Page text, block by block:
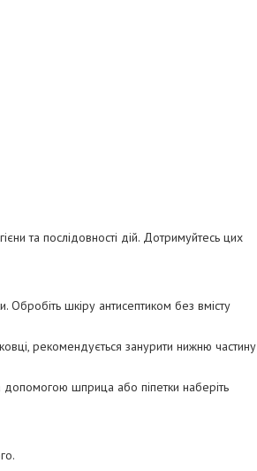
та послідовності дій. Дотримуйтесь цих
шкіру антисептиком без вмісту
рекомендується занурити нижню частину
шприца або піпетки наберіть